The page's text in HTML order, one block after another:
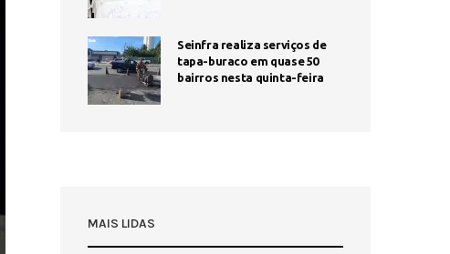
Seinfra realiza serviços de
tapa-buraco em quase 50
bairros nesta quinta-feira
MAIS LIDAS